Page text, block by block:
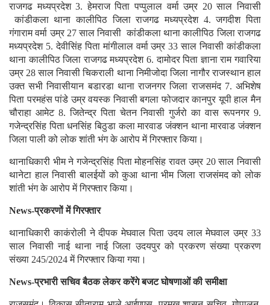
राजगढ मध्यप्रदेश 3. हेमराज पिता पप्पुलाल वर्मा उम्र 20 साल निवासी
कांडीकला थाना कालीपिठ जिला राजगढ मध्यप्रदेश 4. जगदीश पिता
गंगाराम वर्मा उम्र 27 साल निवासी कांडीकला थाना कालीपिठ जिला राजगढ
मध्यप्रदेश 5. देवीसिंह पिता मांगीलाल वर्मा उम्र 33 साल निवासी कांडीकला
थाना कालीपिठ जिला राजगढ मध्यप्रदेश 6. दामोदर पिता ज्ञाना राम गवारिया
उम्र 28 साल निवासी चिकराली थाना निमीजोदा जिला नागौर राजस्थान हाल
उक्त सभी निवासीयान बडारडा थाना राजनगर जिला राजसमंद 7. अभिशेष
पिता परमहंस पांडे उम्र वयस्क निवासी बगला फोजदार कानपुर यूपी हाल मैन
चौराहा आमेट 8. जितेन्द्र पिता चेतन निवासी गुर्जरो का वास रूपनगर 9.
गजेन्द्रसिंह पिता धनसिंह बिठुडा कला मारवाड जंक्शन थाना मारवाड जंक्शन
जिला पाली को लोक शांती भंग के आरोप में गिरफ्तार किया।
थानाधिकारी भीम ने गजेन्द्रसिंह पिता मोहनसिंह रावत उम्र 20 साल निवासी
थानेटा हाल निवासी बालईयों को कुआ थाना भीम जिला राजसंमद को लोक
शांती भंग के आरोप में गिरफ्तार किया।
News-प्रकरणों में गिरफ्तार
थानाधिकारी काकंरोली ने दीपक मेघवाल पिता उदय लाल मेघवाल उम्र 33
साल निवासी नाई थाना नाई जिला उदयपुर को प्रकरण संख्या प्रकरण
संख्या 245/2024 में गिरफ्तार किया गया।
News-प्रभारी सचिव बैठक लेकर करेंगे बजट घोषणाओं की समीक्षा